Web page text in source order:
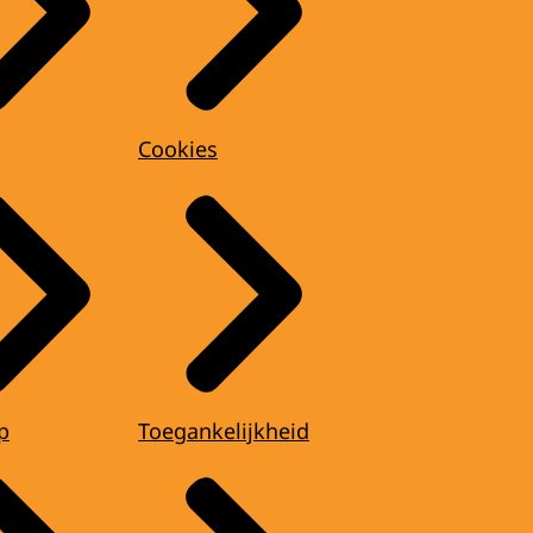
Cookies
Toegankelijkheid